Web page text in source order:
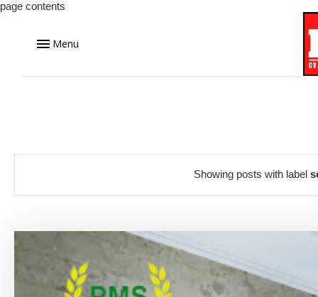
page contents
Menu
Showing posts with label